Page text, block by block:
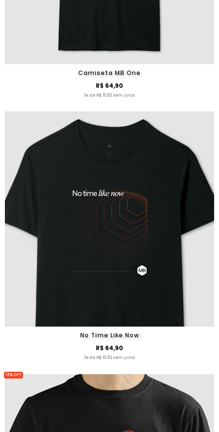
Camiseta MB One
R$ 64,90
6x de R$ 10,82 sem juros
No Time Like Now
R$ 64,90
6x de R$ 10,82 sem juros
18% OFF